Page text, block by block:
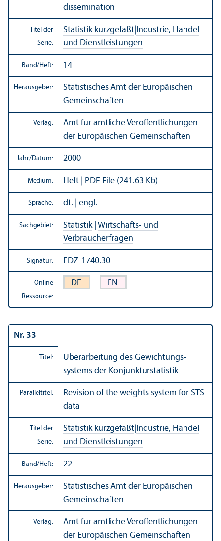
dissemination
Titel der
Serie:
Statistik kurzgefaßt Industrie, Handel
und Dienstleistungen
Band/Heft: 14
Herausgeber:
Statistisches Amt der Europäischen
Gemeinschaften
Verlag:
Amt für amtliche Veröffentlichungen
der Europäischen Gemeinschaften
Jahr/Datum: 2000
Medium: Heft | PDF File (241.63 Kb)
Sprache: dt. | engl.
Sachgebiet: Statistik| Wirtschafts- und
Verbraucherfragen
Signatur: EDZ-1740.30
Online
Ressource:
DE EN
Nr. 33
Titel:
Über­arbeitung des Gewichtungs­
systems der Konjunkturstatistik
Paralleltitel:
Revision of the weights system for STS
data
Titel der
Serie:
Statistik kurzgefaßt Industrie, Handel
und Dienstleistungen
Band/Heft: 22
Herausgeber:
Statistisches Amt der Europäischen
Gemeinschaften
Verlag:
Amt für amtliche Veröffentlichungen
der Europäischen Gemeinschaften